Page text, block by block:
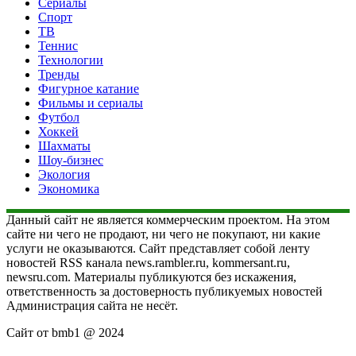
Спорт
ТВ
Теннис
Технологии
Тренды
Фигурное катание
Фильмы и сериалы
Футбол
Хоккей
Шахматы
Шоу-бизнес
Экология
Экономика
Данный сайт не является коммерческим проектом. На этом
сайте ни чего не продают, ни чего не покупают, ни какие
услуги не оказываются. Сайт представляет собой ленту
новостей RSS канала news.rambler.ru, kommersant.ru,
newsru.com. Материалы публикуются без искажения,
ответственность за достоверность публикуемых новостей
Администрация сайта не несёт.
Сайт от bmb1 @ 2024